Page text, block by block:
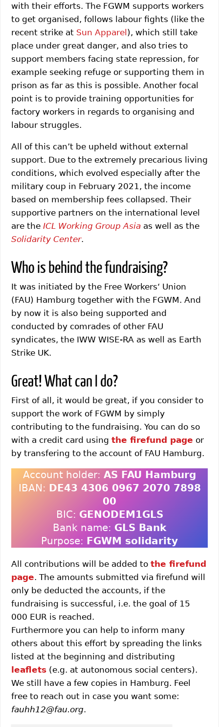
with their efforts. The FGWM supports workers
to get organised, follows labour fights (like the
recent strike at Sun Apparel), which still take
place under great danger, and also tries to
support members facing state repression, for
example seeking refuge or supporting them in
prison as far as this is possible. Another focal
point is to provide training opportunities for
factory workers in regards to organising and
labour struggles.
All of this can’t be upheld without external
support. Due to the extremely precarious living
conditions, which evolved especially after the
military coup in February 2021, the income
based on membership fees collapsed. Their
supportive partners on the international level
are the ICL Working Group Asiaas well as the
Solidarity Center.
Who is behind the fundraising?
It was initiated by the Free Workers‘ Union
(FAU) Hamburg together with the FGWM. And
by now it is also being supported and
conducted by comrades of other FAU
syndicates, the IWW WISE-RA as well as Earth
Strike UK.
Great! What can I do?
First of all, it would be great, if you consider to
support the work of FGWM by simply
contributing to the fundraising. You can do so
with a credit card using the firefund page or
by transfering to the account of FAU Hamburg.
Account holder: AS FAU Hamburg
IBAN: DE43 4306 0967 2070 7898
00
BIC: GENODEM1GLS
Bank name: GLS Bank
Purpose: FGWM solidarity
All contributions will be added to the firefund
page. The amounts submitted via firefund will
only be deducted the accounts, if the
fundraising is successful, i.e. the goal of 15
000 EUR is reached.
Furthermore you can help to inform many
others about this effort by spreading the links
listed at the beginning and distributing
leaflets(e.g. at autonomous social centers).
We still have a few copies in Hamburg. Feel
free to reach out in case you want some:
fauhh12@fau.org.